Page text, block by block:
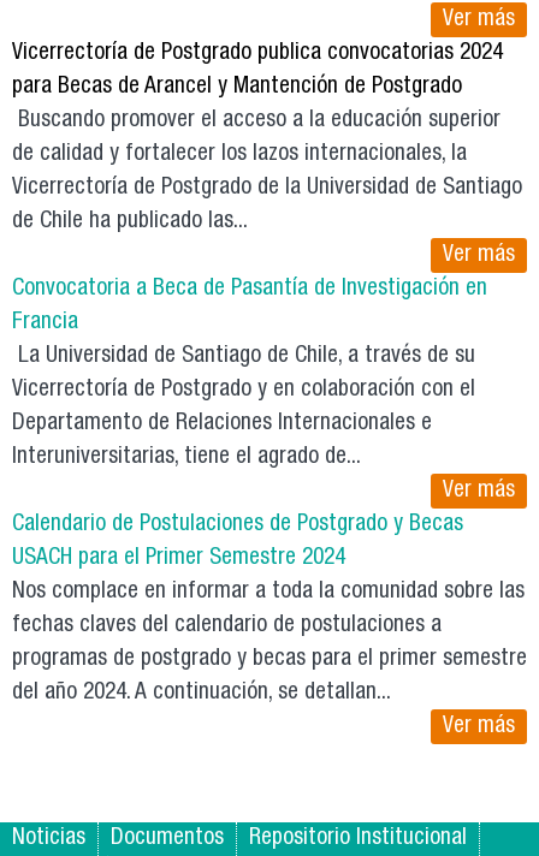
Ver más
Vicerrectoría de Postgrado publica convocatorias 2024
para Becas de Arancel y Mantención de Postgrado
Buscando promover el acceso a la educación superior
de calidad y fortalecer los lazos internacionales, la
Vicerrectoría de Postgrado de la Universidad de Santiago
de Chile ha publicado las...
Ver más
Convocatoria a Beca de Pasantía de Investigación en
Francia
La Universidad de Santiago de Chile, a través de su
Vicerrectoría de Postgrado y en colaboración con el
Departamento de Relaciones Internacionales e
Interuniversitarias, tiene el agrado de...
Ver más
Calendario de Postulaciones de Postgrado y Becas
USACH para el Primer Semestre 2024
Nos complace en informar a toda la comunidad sobre las
fechas claves del calendario de postulaciones a
programas de postgrado y becas para el primer semestre
del año 2024. A continuación, se detallan...
Ver más
Noticias Documentos
Repositorio Institucional